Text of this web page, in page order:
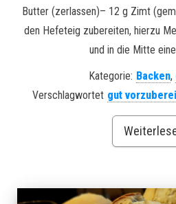
Butter (zerlassen)– 12 g Zimt
den Hefeteig zubereiten, hierzu
und in die Mitte
Kategorie: Backen,
Verschlagwortet gut